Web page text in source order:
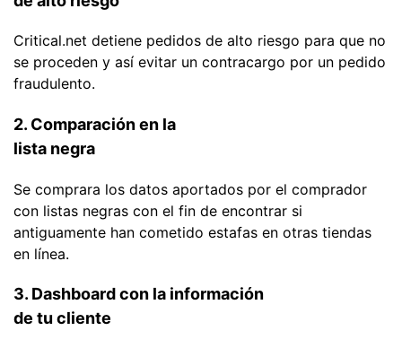
Critical.net detiene pedidos de alto riesgo para que no
se proceden y así evitar un contracargo por un pedido
fraudulento.
2. Comparación en la
lista negra
Se comprara los datos aportados por el comprador
con listas negras con el fin de encontrar si
antiguamente han cometido estafas en otras tiendas
en línea.
3. Dashboard con la información
de tu cliente